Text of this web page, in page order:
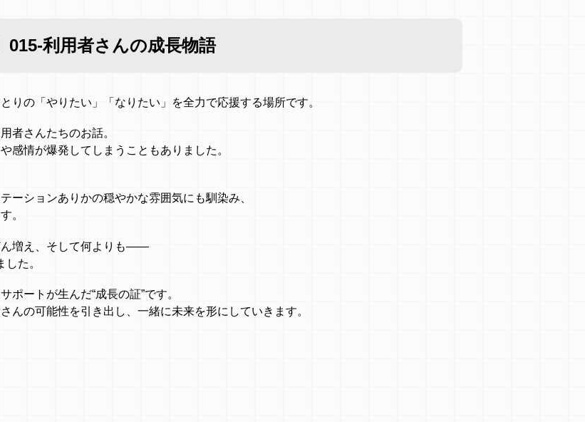
015-利用者さんの成長物語
りの「やりたい」「なりたい」を全力で応援する場所です。
者さんたちのお話。
感情が爆発してしまうこともありました。
ーションありかの穏やかな雰囲気にも馴染み、
。
ん増え、そして何よりも——
た。
ートが生んだ“成長の証”です。
んの可能性を引き出し、一緒に未来を形にしていきます。